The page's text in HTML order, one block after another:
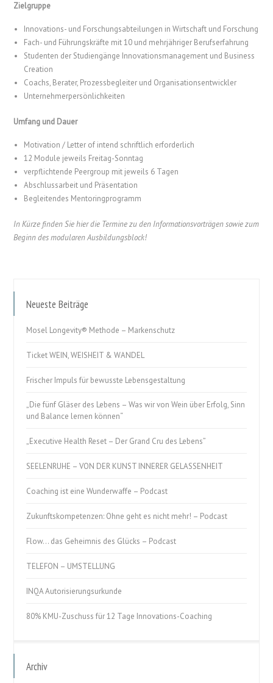
Zielgruppe
Innovations- und Forschungsabteilungen in Wirtschaft und Forschung
Fach- und Führungskräfte mit 10 und mehrjähriger Berufserfahrung
Studenten der Studiengänge Innovationsmanagement und Business
Creation
Coachs, Berater, Prozessbegleiter und Organisationsentwickler
Unternehmerpersönlichkeiten
Umfang und Dauer
Motivation / Letter of intend schriftlich erforderlich
12 Module jeweils Freitag-Sonntag
verpflichtende Peergroup mit jeweils 6 Tagen
Abschlussarbeit und Präsentation
Begleitendes Mentoringprogramm
In Kürze finden Sie hier die Termine zu den Informationsvorträgen sowie zum
Beginn des modularen Ausbildungsblock!
Neueste Beiträge
Mosel Longevity® Methode – Markenschutz
Ticket WEIN, WEISHEIT & WANDEL
Frischer Impuls für bewusste Lebensgestaltung
„Die fünf Gläser des Lebens – Was wir von Wein über Erfolg, Sinn
und Balance lernen können“
„Executive Health Reset – Der Grand Cru des Lebens”
SEELENRUHE – VON DER KUNST INNERER GELASSENHEIT
Coaching ist eine Wunderwaffe – Podcast
Zukunftskompetenzen: Ohne geht es nicht mehr! – Podcast
Flow… das Geheimnis des Glücks – Podcast
TELEFON – UMSTELLUNG
INQA Autorisierungsurkunde
80% KMU-Zuschuss für 12 Tage Innovations-Coaching
Archiv